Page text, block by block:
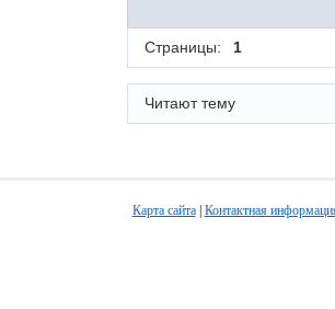
Страницы: 1
Читают тему
Карта сайта| Контактная